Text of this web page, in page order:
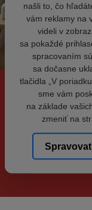
našli to, čo
vám reklamy na
videli v
sa pokaždé
spracovaním
sa dočasne
tlačidla „V
sme vám
na základe
zmeniť na